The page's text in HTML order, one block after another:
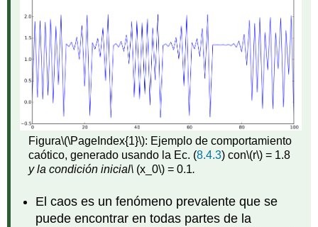
Figura\(\PageIndex{1}\): Ejemplo de comportamiento
caótico, generado usando la Ec. (8.4.3) con\(r\) = 1.8
y la condición inicial\ (x_0\) = 0.1.
El caos es un fenómeno prevalente que se
puede encontrar en todas partes de la